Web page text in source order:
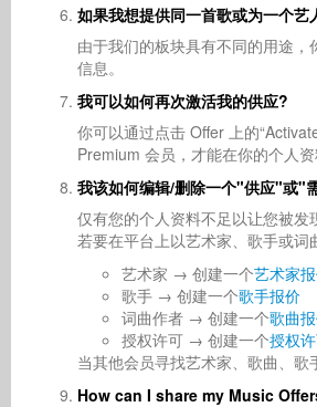
如果我想提供同一首歌或为一个艺
由于我们的板块具有不同的用途
信息。
我可以如何再次激活我的供应?
你可以通过点击 Offer 上的
Premium 会员，才能在你的个人
我该如何编辑/删除一个"供应"或"
仅有您的个人资料不足以让您被发
若要在平台上以艺术家、歌手或词
艺术家 → 创建一个艺术家
歌手 → 创建一个歌手报价
词曲作者 → 创建一个歌曲
授权许可 → 创建一个授权
当其他会员寻找艺术家、歌曲、歌
How can I share my Music